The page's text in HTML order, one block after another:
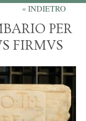
« INDIETRO
PER
FIRMVS